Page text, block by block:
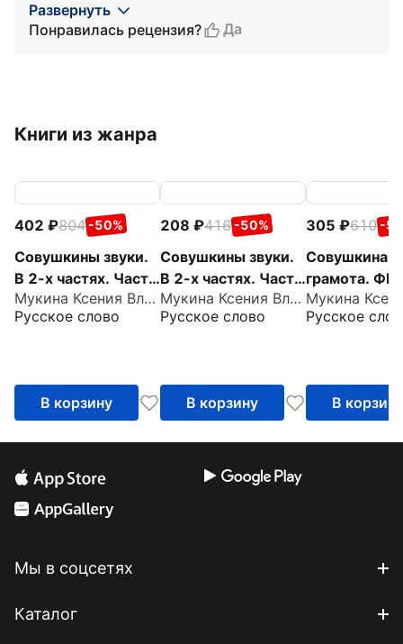
Развернуть
Понравилась рецензия?
Да
Книги из жанра
402 804 -50%
Совушкины звуки.
В 2-х частях. Часть
2. ФГОС ДО
Мукина Ксения Владимировна
Русское слово
В корзину
208 416 -50%
Совушкины звуки.
В 2-х частях. Часть
1. ФГОС ДО
Мукина Ксения Владимировна
Русское слово
В корзину
305 610 -
Совушкина
грамота.
Русское
В корзину
Мы в соцсетях
Каталог